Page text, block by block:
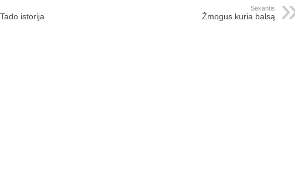
istorija
Sekantis
Žmogus kuria balsą